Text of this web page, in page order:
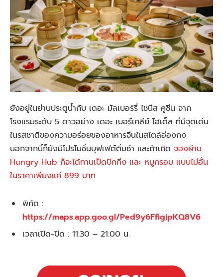
ยังอยู่ในย่านประตูน้ำกับ เดอะ มัลเบอร์รี่ ไชนีส คูซีน จาก
โรงแรมระดับ 5 ดาวอย่าง เดอะ เบอร์เคลีย์ โฮเต็ล ที่มีจุดเด่น
ในรสชาติของความอร่อยของอาหารจีนในสไตล์อ่องกง
นอกจากนี้ก็ยังมีโปรโมชั่นบุฟเฟต์ติ่มซำ และถ้าเกิด จองผ่าน
Hungry Hub ก็จะได้ทานเป็ดปักกิ่ง และ หมูกรอบ แบบไม่อั้น
ในราคาเพียงแค่ 899 บาท
พิกัด :
https://maps.app.goo.gl/Ped9y6FfigipKQ8V6
เวลาเปิด-ปิด : 11:30 – 21:00 น.